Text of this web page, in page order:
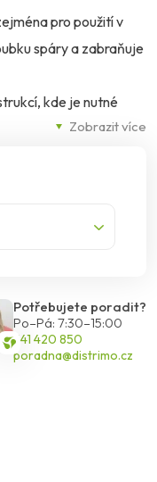
Zobrazit více
pro použití v
spáry a zabraňuje
kde je nutné
materiál, který je
Potřebujete poradit?
Po–Pá: 7:30–15:00
541 420 850
poradna@distrimo.cz